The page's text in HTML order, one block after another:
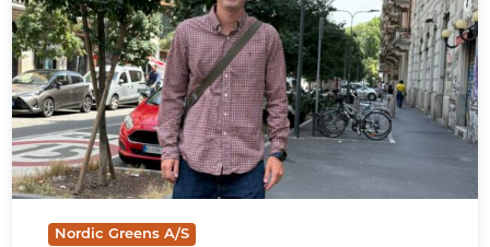
Nordic Greens A/S